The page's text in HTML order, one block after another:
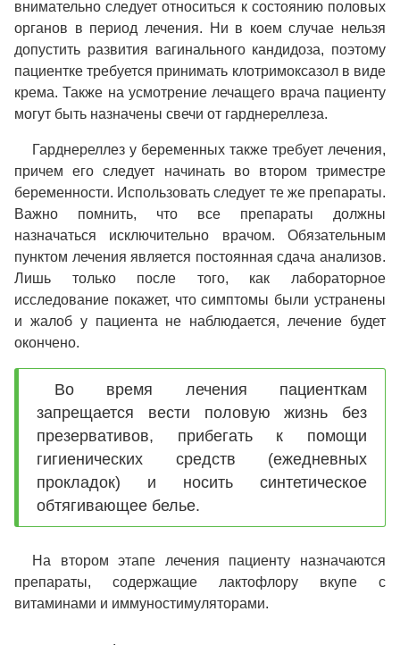
внимательно следует относиться к состоянию половых
органов в период лечения. Ни в коем случае нельзя
допустить развития вагинального кандидоза, поэтому
пациентке требуется принимать клотримоксазол в виде
крема. Также на усмотрение лечащего врача пациенту
могут быть назначены свечи от гарднереллеза.
Гарднереллез у беременных также требует лечения,
причем его следует начинать во втором триместре
беременности. Использовать следует те же препараты.
Важно помнить, что все препараты должны
назначаться исключительно врачом. Обязательным
пунктом лечения является постоянная сдача анализов.
Лишь только после того, как лабораторное
исследование покажет, что симптомы были устранены
и жалоб у пациента не наблюдается, лечение будет
окончено.
Во время лечения пациенткам
запрещается вести половую жизнь без
презервативов, прибегать к помощи
гигиенических средств (ежедневных
прокладок) и носить синтетическое
обтягивающее белье.
На втором этапе лечения пациенту назначаются
препараты, содержащие лактофлору вкупе с
витаминами и иммуностимуляторами.